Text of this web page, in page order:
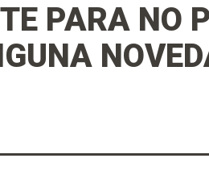
PARA NO